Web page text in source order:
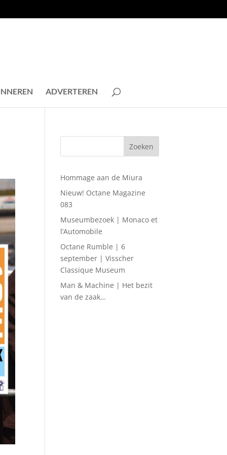
ADVERTEREN
Hommage aan de Miura
Nieuw! Octane Magazine
083
Museumbezoek | Monaco et
l’Automobile
Octane Rumble | 6
september | Visscher
Classique Museum
Man & Machine | Het bezit
van de zaak…